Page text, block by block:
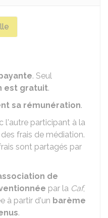
. Seul
est gratuit.
sa rémunération.
l'autre participant à la
frais de médiation.
sont partagés par
de
par la Caf,
à partir d'un barème
.